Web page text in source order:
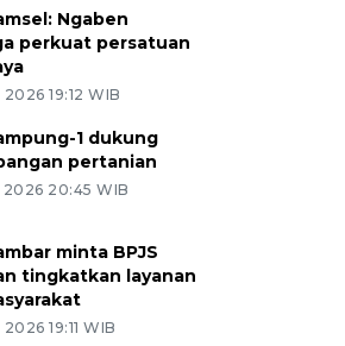
Ngaben
perkuat persatuan
19:12 WIB
1 dukung
pertanian
20:45 WIB
minta BPJS
tingkatkan layanan
19:11 WIB